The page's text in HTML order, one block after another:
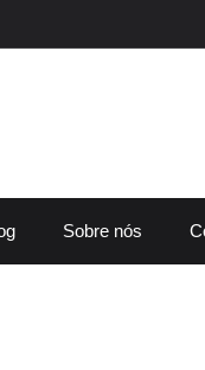
Sobre nós